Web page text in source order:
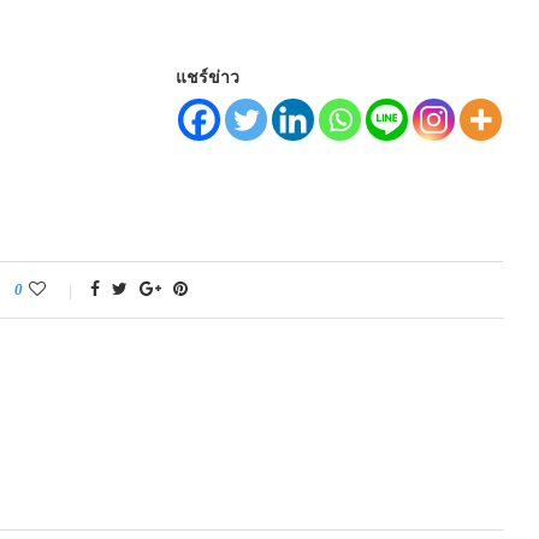
แชร์ข่าว
0